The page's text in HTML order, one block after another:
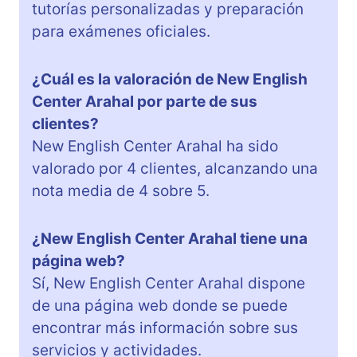
tutorías personalizadas y preparación
para exámenes oficiales.
¿Cuál es la valoración de New English
Center Arahal por parte de sus
clientes?
New English Center Arahal ha sido
valorado por 4 clientes, alcanzando una
nota media de 4 sobre 5.
¿New English Center Arahal tiene una
página web?
Sí, New English Center Arahal dispone
de una página web donde se puede
encontrar más información sobre sus
servicios y actividades.